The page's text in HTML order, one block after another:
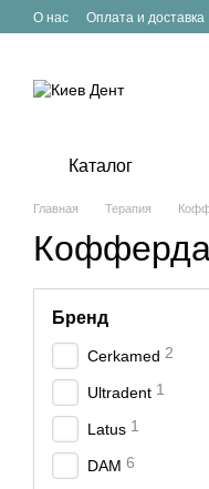
Перейти к основному
О нас Оплата и доставка
Каталог
Главная Терапия
Бренд
Cerkamed 2
Ultradent 1
Latus 1
DAM 6